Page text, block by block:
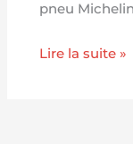
pneu
Lire la suite »